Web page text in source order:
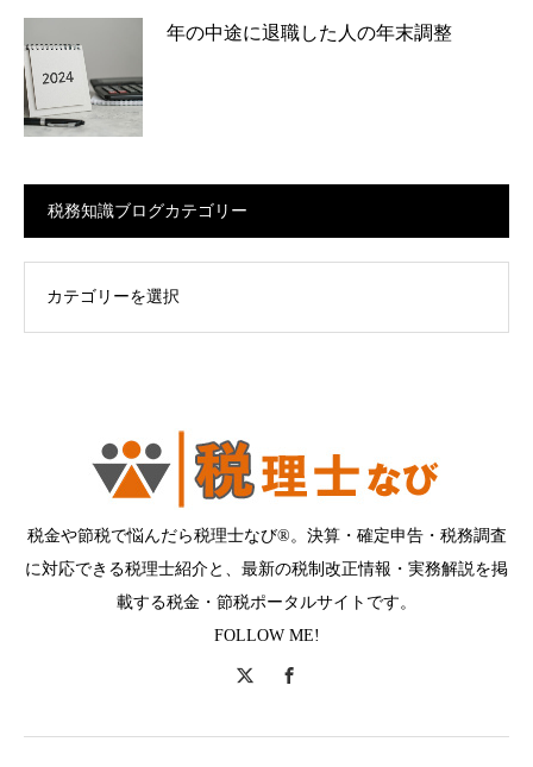
年の中途に退職した人の年末調整
税務知識ブログカテゴリー
税金や節税で悩んだら税理士なび®。決算・確定申告・税務調査
に対応できる税理士紹介と、最新の税制改正情報・実務解説を掲
載する税金・節税ポータルサイトです。
FOLLOW ME!